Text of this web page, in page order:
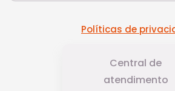
Políticas de
Central de
atendimento